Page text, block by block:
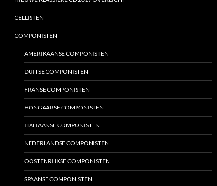
CELLISTEN
COMPONISTEN
AMERIKAANSE COMPONISTEN
DUITSE COMPONISTEN
FRANSE COMPONISTEN
HONGAARSE COMPONISTEN
ITALIAANSE COMPONISTEN
NEDERLANDSE COMPONISTEN
OOSTENRIJKSE COMPONISTEN
SPAANSE COMPONISTEN